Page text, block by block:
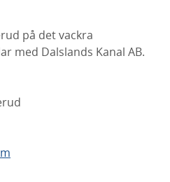
på det vackra
med Dalslands Kanal AB.